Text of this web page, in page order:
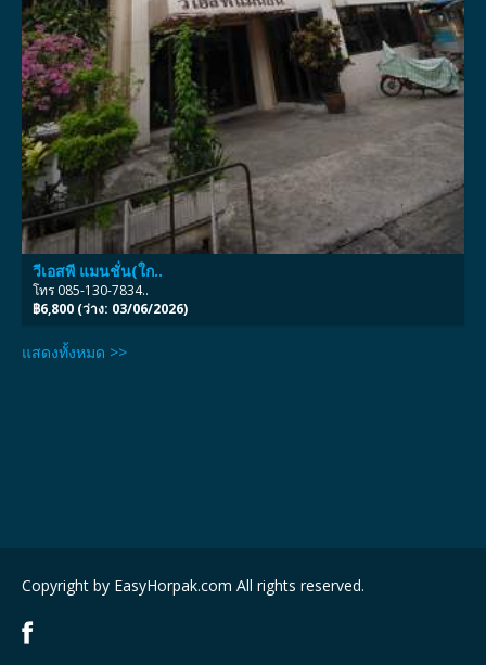
วีเอสพี แมนชั่น(ใก..
โทร 085-130-7834..
฿6,800 (ว่าง: 03/06/2026)
แสดงทั้งหมด >>
Copyright by EasyHorpak.com All rights reserved.